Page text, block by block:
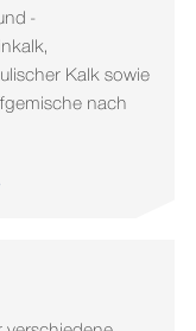
-
Kalk sowie
nach